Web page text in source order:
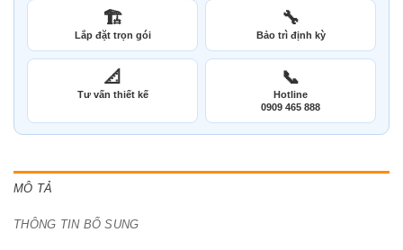
🏗️
Lắp đặt trọn gói
🔧
Bảo trì định kỳ
📐
Tư vấn thiết kế
📞
Hotline
0909 465 888
MÔ TẢ
THÔNG TIN BỔ SUNG